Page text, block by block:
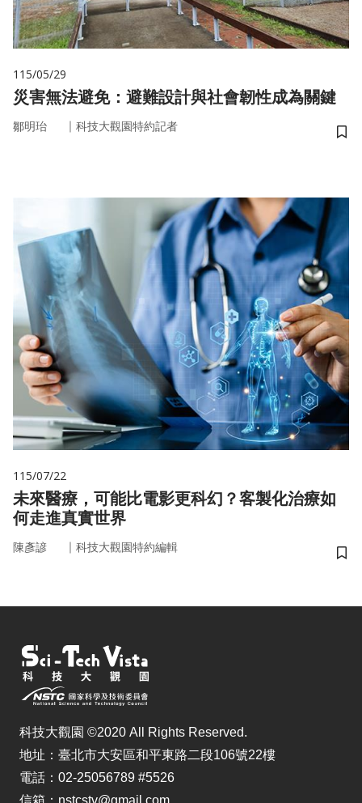
115/05/29
災害無法避免：避難設計與社會韌性成為關鍵
鄒明珆 ｜ 科技大觀園特約記者
儲
115/07/22
未來醫療，可能比電影更科幻？客製化治療如
何走進真實世界
陳彥諺 ｜ 科技大觀園特約編輯
儲
科技大觀園 ©2020 All Rights Reserved.
地址：臺北市大安區和平東路二段106號22樓
電話：02-25056789 #5526
信箱：nstcstv@gmail.com